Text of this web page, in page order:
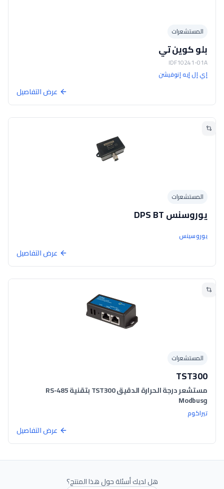
المستشعرات
بلو كوين تي
IDF10241-01A
إي إل إيه إنوفيشن
عرض التفاصيل
المستشعرات
يوروسنس DPS BT
يوروسينس
عرض التفاصيل
المستشعرات
TST300
مستشعر درجة الحرارة الدقيق TST300 بتقنية RS-485
وModbus
تيراكوم
عرض التفاصيل
هل لديك أسئلة حول هذا المنتج؟